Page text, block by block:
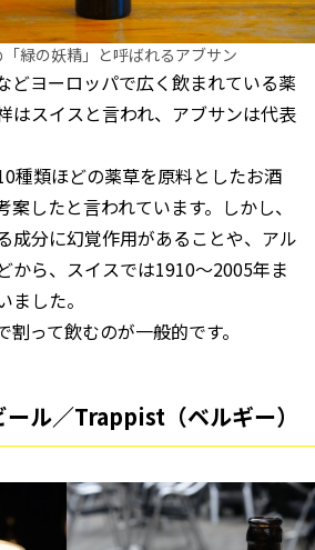
緑の妖精」と呼ばれるアブサン
どヨーロッパで広く飲まれている薬
はスイスと言われ、アブサンは代表
種類ほどの薬草を原料としたお酒
したと言われています。しかし、
成分に幻覚作用があることや、アル
から、スイスでは1910〜2005年ま
した。
って飲むのが一般的です。
ル／Trappist（ベルギー）